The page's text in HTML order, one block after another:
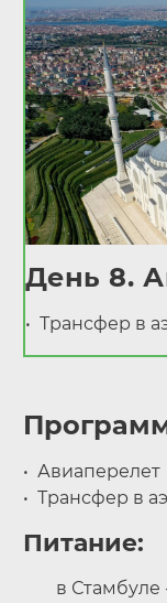
День 8.
Трансфер в
Авиаперелет
Трансфер в
Питание:
в Стамбуле